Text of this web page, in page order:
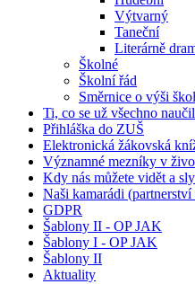
Výtvarný
Taneční
Literárně
Školné
Školní řád
Směrnice o výši
Ti, co se už všechno
Přihláška do ZUŠ
Elektronická žákovská
Významné mezníky v
Kdy nás můžete vidět a
Naši kamarádi (partnerství
GDPR
Šablony II - OP JAK
Šablony I - OP JAK
Šablony II
Aktuality